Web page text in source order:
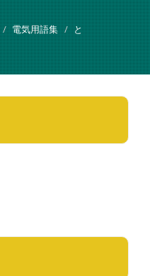
電気用語集
と